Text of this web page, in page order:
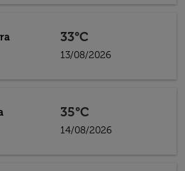
33°C
13/08/2026
35°C
14/08/2026